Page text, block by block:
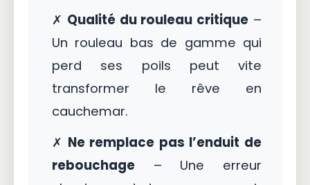
✗ Qualité du rouleau critique –
Un rouleau bas de gamme qui
perd ses poils peut vite
transformer le rêve en
cauchemar.
✗ Ne remplace pas l’enduit de
rebouchage – Une erreur